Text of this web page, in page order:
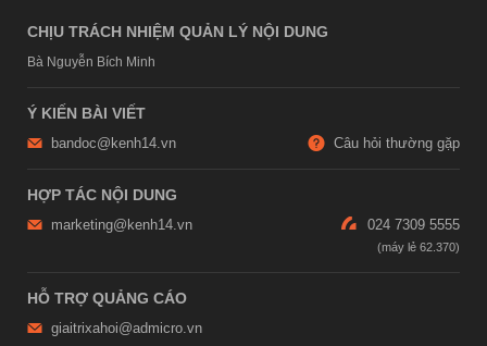
CHỊU TRÁCH NHIỆM QUẢN LÝ NỘI DUNG
Bà Nguyễn Bích Minh
Ý KIẾN BÀI VIẾT
bandoc@kenh14.vn Câu hỏi thường gặp
HỢP TÁC NỘI DUNG
marketing@kenh14.vn 024 7309 5555
HỖ TRỢ QUẢNG CÁO
giaitrixahoi@admicro.vn